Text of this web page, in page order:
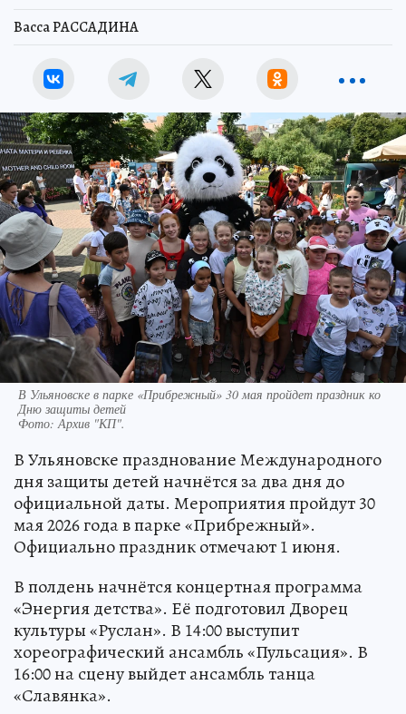
Васса РАССАДИНА
В Ульяновске в парке «Прибрежный» 30 мая пройдет праздник ко
Дню защиты детей
Фото:Архив "КП".
В Ульяновске празднование Международного
дня защиты детей начнётся за два дня до
официальной даты. Мероприятия пройдут 30
мая 2026 года в парке «Прибрежный».
Официально праздник отмечают 1 июня.
В полдень начнётся концертная программа
«Энергия детства». Её подготовил Дворец
культуры «Руслан». В 14:00 выступит
хореографический ансамбль «Пульсация». В
16:00 на сцену выйдет ансамбль танца
«Славянка».